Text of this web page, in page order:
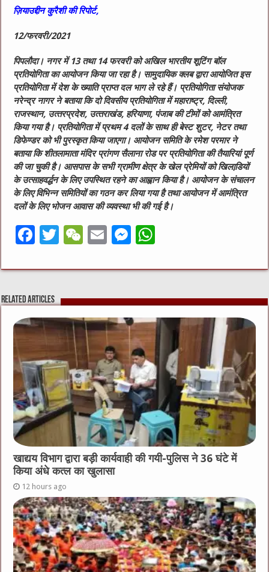
ज़ियाउद्दीन कुरैशी की रिपोर्ट,
12/फरवरी/2021
पिपलौदा। नगर में 13 तथा 14 फरवरी को अखिल भारतीय शूटिंग बॉल
प्रतियोगिता का आयोजन किया जा रहा है। सामुदायिक क्‍लब द्वारा आयोजित इस
प्रतियोगिता में देश के ख्‍याति प्राप्‍त दल भाग ले रहे हैं। प्रतियोगिता संयोजक
नरेन्‍द्र नागर ने बताया कि दो दिवसीय प्रतियोगिता में महाराष्‍ट्र, दिल्‍ली,
राजस्‍थान, उत्‍तरप्रदेश, उत्‍तराखंड, हरियाणा, पंजाब की टीमों को आमंत्रित
किया गया है। प्रतियोगिता में प्रथम 4 दलों के साथ ही बेस्‍ट शुटर, नेटर तथा
डिफेण्‍डर को भी पुरस्‍कृत किया जाएगा। आयोजन समिति के रमेश परमार ने
बताया कि शीतलामाता मंदिर प्रांगण सैलाना रोड पर प्रतियोगिता की तैयारियां पूर्ण
की जा चुकी है। आसपास के सभी ग्रामीण क्षेत्र के खेल प्रेमियों को खिलाडि़यों
के उत्‍साहवर्द्धन के लिए उपस्थित रहने का आह्वान किया है। आयोजन के संचालन
के लिए विभिन्‍न समितियों का गठन कर लिया गया है तथा आयोजन में आमंत्रित
दलों के लिए भोजन आवास की व्‍यवस्‍था भी की गई है।
F
c
e
b
o
o
k
T
it
te
r
W
C
h
at
E
ai
l
M
ss
e
n
g
er
at
s
A
p
p
Related Articles
खाद्यय विभाग द्वारा बड़ी कार्यवाही की गयी-पुलिस ने 36 घंटे में
किया अंधे कत्ल का खुलासा
12 hours ago